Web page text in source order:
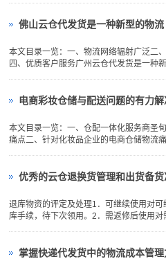
佛山云仓代发货是一种新型的物流
本文目录一览：一、物流网络辐射广泛二
四、优质客户服务广州云仓代发货是一种
电商彩妆仓储与配送问题的有力
本文目录一览：一、仓配一体化服务商圣
痛点二、针对化妆品企业的电商仓储物流
优秀的云仓退换货管理和出货备
退库物资的评定及处理1．可继续使用对
库手续，待下次领用。2．需返修后使用
掌握快递代发货中的物流成本管